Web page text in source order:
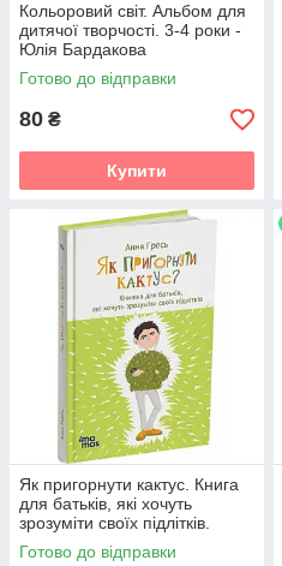
Кольоровий світ. Альбом для
дитячої творчості. 3-4 роки -
Юлія Бардакова
Готово до відправки
80 ₴
Купити
Як пригорнути кактус. Книга
для батьків, які хочуть
зрозуміти своїх підлітків.
Видання 2-ге/Анна Гресь
Готово до відправки